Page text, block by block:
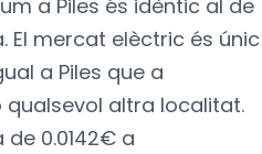
a Piles és idèntic al de
El mercat elèctric és únic
a Piles que a
qualsevol altra localitat.
0.0142€ a